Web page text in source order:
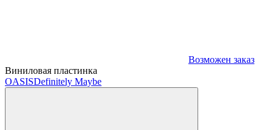
Возможен заказ
Виниловая пластинка
OASISDefinitely Maybe